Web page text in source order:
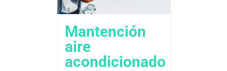
Mantención
aire
acondicionado